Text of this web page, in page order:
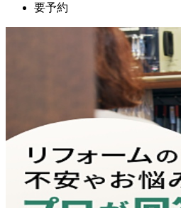
要予約